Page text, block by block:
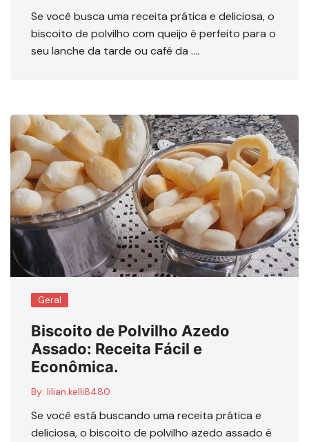
Se você busca uma receita prática e deliciosa, o
biscoito de polvilho com queijo é perfeito para o
seu lanche da tarde ou café da ….
Geral
Biscoito de Polvilho Azedo
Assado: Receita Fácil e
Econômica.
By: lilian.kelli8480
Se você está buscando uma receita prática e
deliciosa, o biscoito de polvilho azedo assado é